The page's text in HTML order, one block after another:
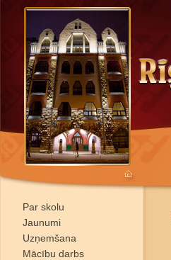
Par skolu
Jaunumi
Uzņemšana
Mācību darbs